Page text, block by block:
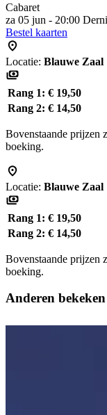
Cabaret
za 05 jun - 20:00
Bestel kaarten
Locatie: Blauwe Zaal
Rang 1: € 19,50
Rang 2: € 14,50
Bovenstaande prijzen
boeking.
Locatie: Blauwe Zaal
Rang 1: € 19,50
Rang 2: € 14,50
Bovenstaande prijzen
boeking.
Anderen